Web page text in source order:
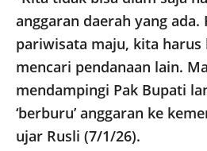
anggaran daerah yang ada.
pariwisata maju, kita harus
mencari pendanaan lain.
mendampingi Pak Bupati
‘berburu’ anggaran ke
ujar Rusli (7/1/26).